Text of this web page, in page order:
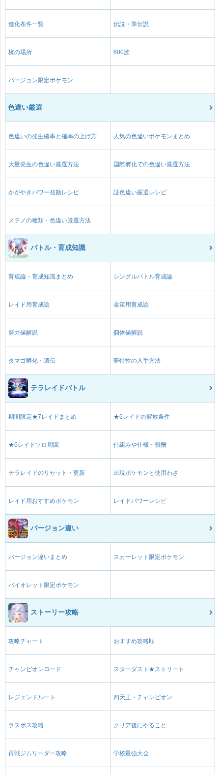
進化条件一覧 伝説・準伝説
杭の場所 600族
バージョン限定ポケモン
色違い厳選
色違いの発生確率と確率の上げ方 人気の色違いポケモンまとめ
大量発生の色違い厳選方法 国際孵化での色違い厳選方法
かがやきパワー発動レシピ 証色違い厳選レシピ
メテノの種類・色違い厳選方法
バトル・育成知識
育成論・育成知識まとめ シングルバトル育成論
レイド用育成論 金策用育成論
努力値解説 個体値解説
タマゴ孵化・遺伝 夢特性の入手方法
テラレイドバトル
期間限定★7レイドまとめ ★6レイドの解放条件
★6レイドソロ周回 仕組みや仕様・報酬
テラレイドのリセット・更新 出現ポケモンと使用わざ
レイド用おすすめポケモン レイドパワーレシピ
バージョン違い
バージョン違いまとめ スカーレット限定ポケモン
バイオレット限定ポケモン
ストーリー攻略
攻略チャート おすすめ攻略順
チャンピオンロード スターダスト★ストリート
レジェンドルート 四天王・チャンピオン
ラスボス攻略 クリア後にやること
再戦ジムリーダー攻略 学校最強大会